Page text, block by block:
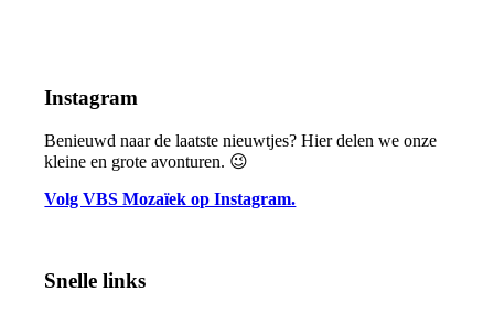
Instagram
Benieuwd naar de laatste nieuwtjes? Hier delen we onze
kleine en grote avonturen. 😉
Volg VBS Mozaïek op Instagram.
Snelle links